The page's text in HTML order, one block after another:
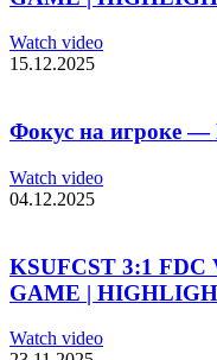
Watch video
15.12.2025
Фокус на игроке
Watch video
04.12.2025
KSUFCST 3:1 FDC
GAME |
Watch video